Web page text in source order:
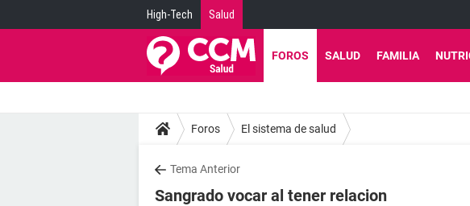
High-Tech Salud
FOROS SALUD FAMILIA
Foros El sistema de salud
Tema Anterior
Sangrado vocar al tener relacion